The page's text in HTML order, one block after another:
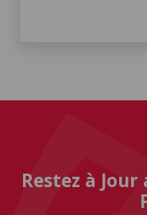
Restez à